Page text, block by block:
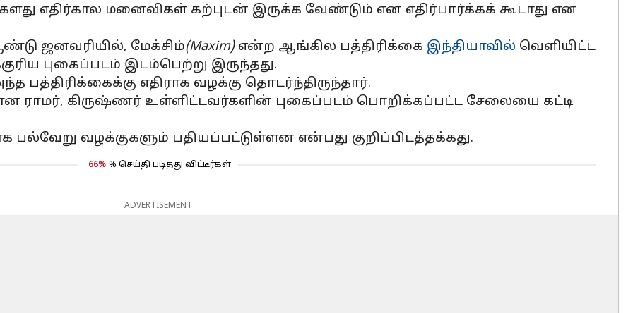
எதிர்கால மனைவிகள் கற்புடன் இருக்க வேண்டும் என எதிர்பார்க்கக் கூடாது என
ஜனவரியில், மேக்சிம்(Maxim) என்ற ஆங்கில பத்திரிக்கை இந்தியாவில் வெளியிட்ட
புகைப்படம் இடம்பெற்று இருந்தது.
பத்திரிக்கைக்கு எதிராக வழக்கு தொடர்ந்திருந்தார்.
ராமர், கிருஷ்ணர் உள்ளிட்டவர்களின் புகைப்படம் பொறிக்கப்பட்ட சேலையை கட்டி
வழக்குகளும் பதியப்பட்டுள்ளன என்பது குறிப்பிடத்தக்கது.
66% % செய்தி படித்து விட்டீர்கள்
ADVERTISEMENT